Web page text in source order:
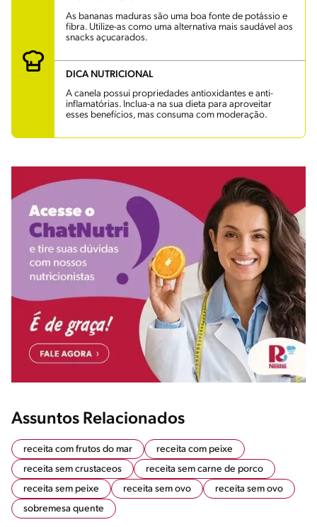
As bananas maduras são uma boa fonte de potássio e
fibra. Utilize-as como uma alternativa mais saudável aos
snacks açucarados.
DICA NUTRICIONAL
A canela possui propriedades antioxidantes e anti-
inflamatórias. Inclua-a na sua dieta para aproveitar
esses benefícios, mas consuma com moderação.
Assuntos Relacionados
receita com frutos do mar
receita com peixe
receita sem crustaceos
receita sem carne de porco
receita sem peixe
receita sem ovo
receita sem ovo
sobremesa quente